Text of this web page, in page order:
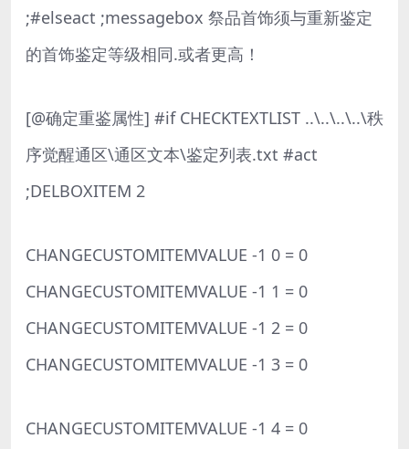
;#elseact ;messagebox 祭品首饰须与重新鉴定
的首饰鉴定等级相同.或者更高！
[@确定重鉴属性] #if CHECKTEXTLIST ..\..\..\..\秩
序觉醒通区\通区文本\鉴定列表.txt #act
;DELBOXITEM 2
CHANGECUSTOMITEMVALUE -1 0 = 0
CHANGECUSTOMITEMVALUE -1 1 = 0
CHANGECUSTOMITEMVALUE -1 2 = 0
CHANGECUSTOMITEMVALUE -1 3 = 0
CHANGECUSTOMITEMVALUE -1 4 = 0